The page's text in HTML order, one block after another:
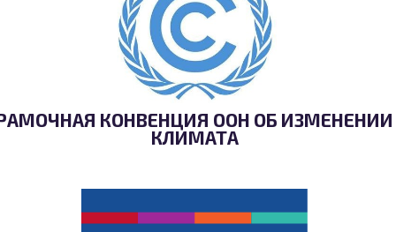
КОНВЕНЦИЯ ООН ОБ ИЗМЕНЕНИИ
КЛИМАТА